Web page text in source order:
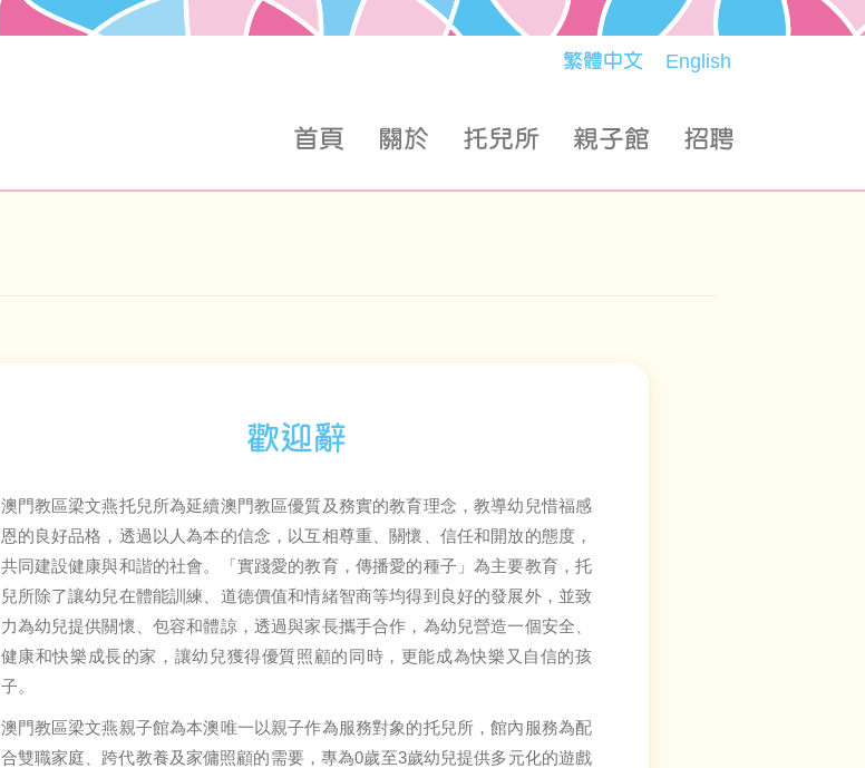
繁體中文 English
首頁 關於 托兒所 親子館 招聘
歡迎辭
澳門教區梁文燕托兒所為延續澳門教區優質及務實的教育理念，教導幼兒惜福感
恩的良好品格，透過以人為本的信念，以互相尊重、關懷、信任和開放的態度，
共同建設健康與和諧的社會。「實踐愛的教育，傳播愛的種子」為主要教育，托
兒所除了讓幼兒在體能訓練、道德價值和情緒智商等均得到良好的發展外，並致
力為幼兒提供關懷、包容和體諒，透過與家長攜手合作，為幼兒營造一個安全、
健康和快樂成長的家，讓幼兒獲得優質照顧的同時，更能成為快樂又自信的孩
子。
澳門教區梁文燕親子館為本澳唯一以親子作為服務對象的托兒所，館內服務為配
合雙職家庭、跨代教養及家傭照顧的需要，專為0歲至3歲幼兒提供多元化的遊戲